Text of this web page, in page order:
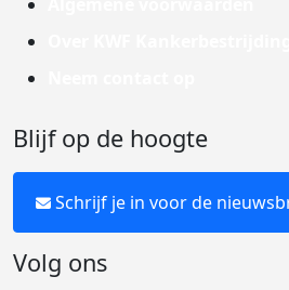
Blijf op de hoogte
Schrijf je in voor de
Volg ons